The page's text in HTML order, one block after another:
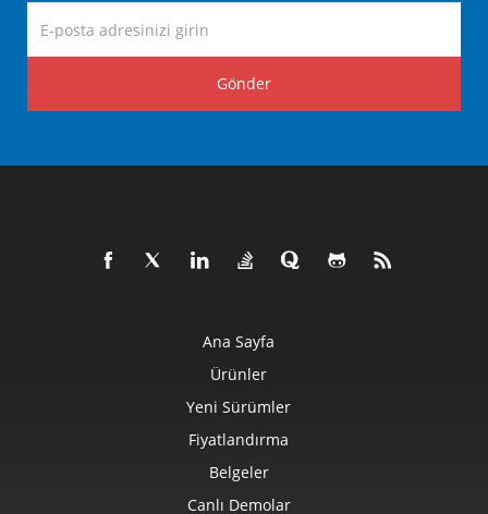
Gönder
Ana Sayfa
Ürünler
Yeni Sürümler
Fiyatlandırma
Belgeler
Canlı Demolar